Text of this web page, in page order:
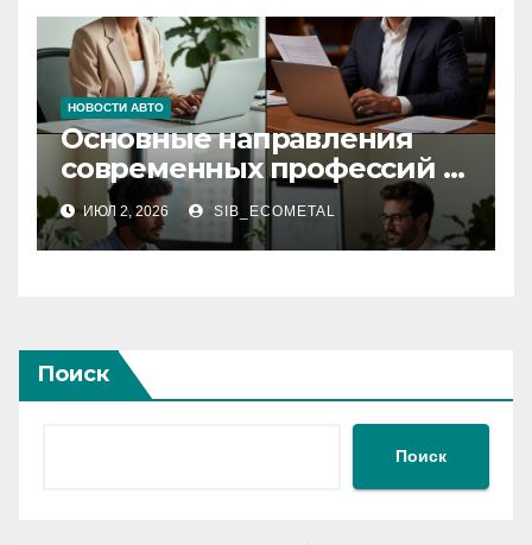
НОВОСТИ АВТО
Основные направления
современных профессий и
виды онлайн-обучения
ИЮЛ 2, 2026 SIB_ECOMETAL
Поиск
Поиск